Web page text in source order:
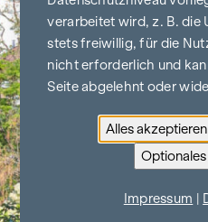
verarbeitet wird, z. B. die
stets freiwillig, für die
nicht erforderlich und
Seite abgelehnt oder
Alles akzeptieren
Impressum